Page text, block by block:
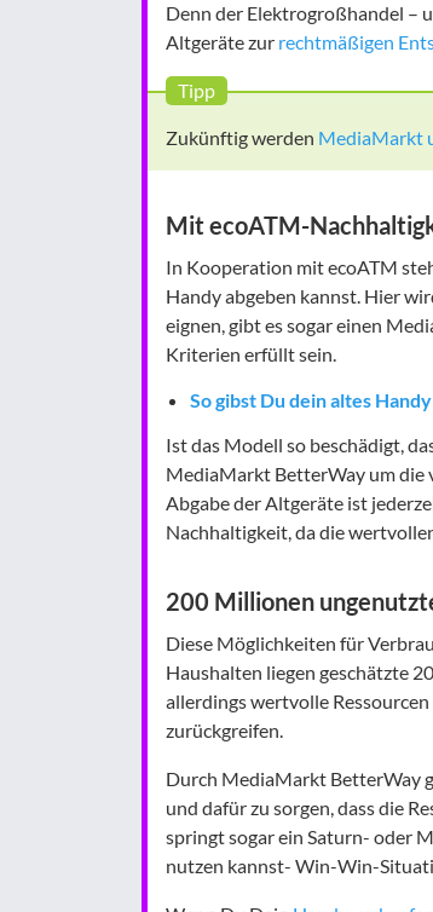
Denn der Elektrogroßhandel –
Altgeräte zur rechtmäßigen
Tipp
Zukünftig werden MediaMarkt
Mit ecoATM-
In Kooperation mit ecoATM
Handy abgeben kannst. Hier
eignen, gibt es sogar einen
Kriterien erfüllt sein.
So gibst Du dein altes
Ist das Modell so beschädigt,
MediaMarkt BetterWay um die
Abgabe der Altgeräte ist
Nachhaltigkeit, da die
200 Millionen
Diese Möglichkeiten für
Haushalten liegen geschätzte
allerdings wertvolle
zurückgreifen.
Durch MediaMarkt BetterWay
und dafür zu sorgen, dass die
springt sogar ein Saturn- oder
nutzen kannst- Win-Win-